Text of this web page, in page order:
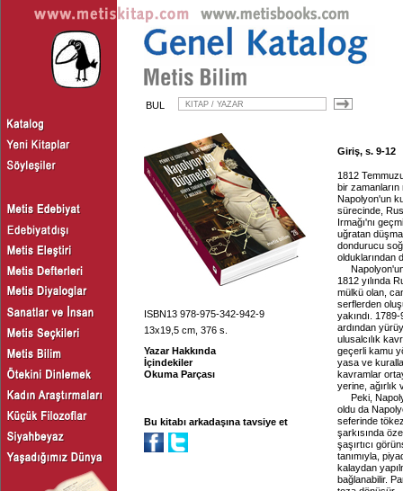
BUL
ISBN13 978-975-342-942-9
13x19,5 cm, 376 s.
Yazar Hakkında
İçindekiler
Okuma Parçası
Bu kitabı arkadaşına tavsiye et
Giriş, s. 9-12
1812
bir
Napolyon'un
sürecinde,
Irmağı'nı
uğratan
dondurucu
olduklarından
1812 yılında
mülkü olan,
serflerden
yakındı.
ardından
ulusalcılık
geçerli kamu
yasa ve
kavramlar
yerine, ağırlık
Peki,
oldu da
seferinde
şarkısında
şaşırtıcı
tanımıyla,
kalaydan
bağlanabilir.